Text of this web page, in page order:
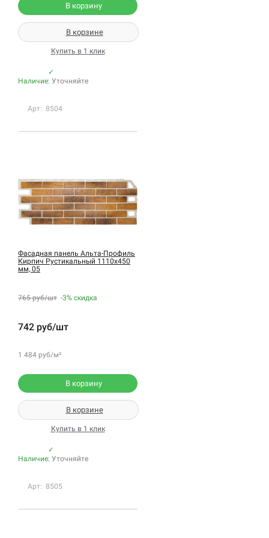
В корзину
В корзине
Купить в 1 клик
✓
Наличие: Уточняйте
Арт: 8504
Фасадная панель Альта-Профиль
Кирпич Рустикальный 1110х450
мм, 05
765 руб/шт -3% скидка
742 руб/шт
1 484 руб/м²
В корзину
В корзине
Купить в 1 клик
✓
Наличие: Уточняйте
Арт: 8505